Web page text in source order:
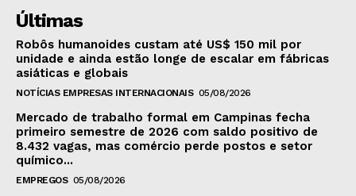
Últimas
Robôs humanoides custam até US$ 150 mil por
unidade e ainda estão longe de escalar em fábricas
asiáticas e globais
NOTÍCIAS EMPRESAS INTERNACIONAIS 05/08/2026
Mercado de trabalho formal em Campinas fecha
primeiro semestre de 2026 com saldo positivo de
8.432 vagas, mas comércio perde postos e setor
químico...
EMPREGOS 05/08/2026